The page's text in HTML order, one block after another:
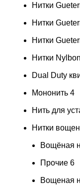
Нитки
Нитки
Нитки
Нитки
Dual Duty
Мононить 4
Нить для
Нитки
Вощёная
Прочие 6
Вощеная